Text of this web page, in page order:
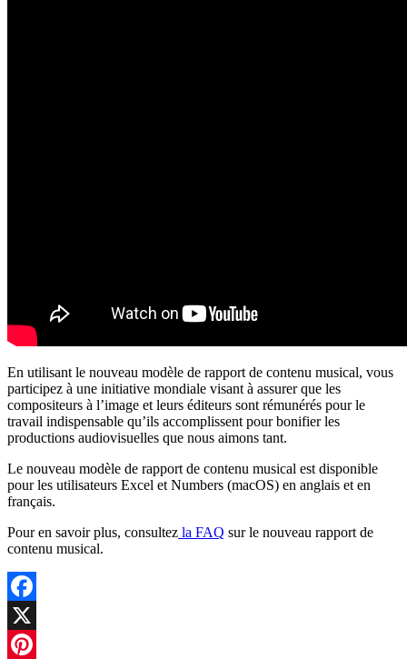
En utilisant le nouveau modèle de rapport de contenu musical, vous
participez à une initiative mondiale visant à assurer que les
compositeurs à l’image et leurs éditeurs sont rémunérés pour le
travail indispensable qu’ils accomplissent pour bonifier les
productions audiovisuelles que nous aimons tant.
Le nouveau modèle de rapport de contenu musical est disponible
pour les utilisateurs Excel et Numbers (macOS) en anglais et en
français.
Pour en savoir plus, consultez la FAQ sur le nouveau rapport de
contenu musical.
Facebook
X